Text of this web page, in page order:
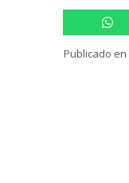
Publicado en